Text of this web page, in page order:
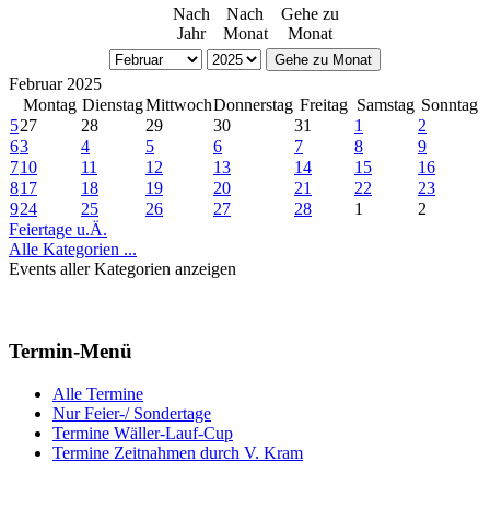
Nach
Jahr
Nach
Monat
Gehe zu
Monat
Gehe zu Monat
Februar 2025
Montag DienstagMittwochDonnerstag Freitag Samstag Sonntag
527 28 29 30 31 1
2
63 4 5 6 7 8
9
710 11 12 13 14 15
16
817 18 19 20 21 22
23
924 25 26 27 28 1
2
Feiertage u.Ä.
Alle Kategorien ...
Events aller Kategorien anzeigen
Termin-Menü
Alle Termine
Nur Feier-/ Sondertage
Termine Wäller-Lauf-Cup
Termine Zeitnahmen durch V. Kram